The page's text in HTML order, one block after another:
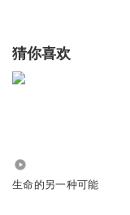
猜你喜欢
生命的另一种可能